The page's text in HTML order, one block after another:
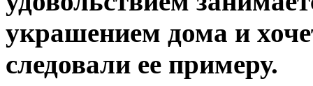
украшением дома и
следовали ее примеру.